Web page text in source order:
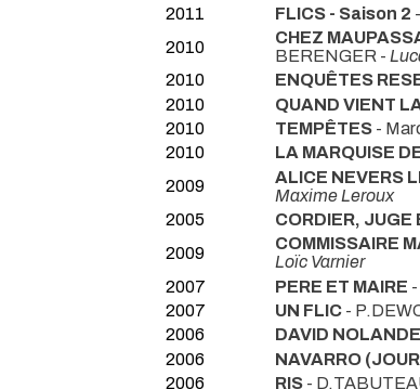
2011
FLICS - Saison 2
2010
CHEZ
BERENGER -
2010
ENQUÊTES
2010
QUAND VIENT
2010
TEMPÊTES -
2010
LA MARQUISE
2009
ALICE NEVERS
Maxime Leroux
2005
CORDIER,
2009
COMMISSAIRE
Loïc Varnier
2007
PERE ET MAIRE
2007
UN FLIC -
2006
DAVID NOLANDE
2006
NAVARRO
2006
RIS -